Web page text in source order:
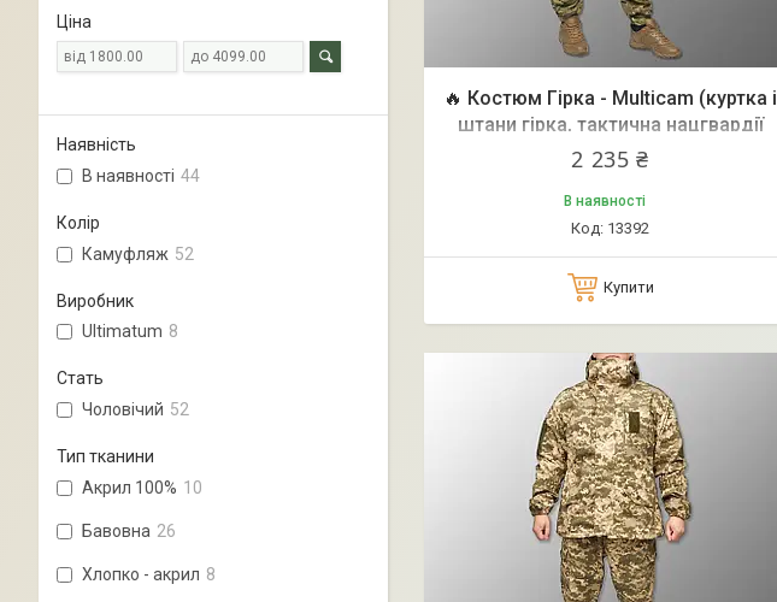
🔥 Костюм Гірка - Multicam (куртка і
штани гірка, тактична нацгвардії
військова зсу)
2 235 ₴
В наявності
13392
Купити
Ціна
Наявність
В наявності 44
Колір
Камуфляж 52
Виробник
Ultimatum 8
Стать
Чоловічий 52
Тип тканини
Акрил 100% 10
Бавовна 26
Хлопко - акрил 8